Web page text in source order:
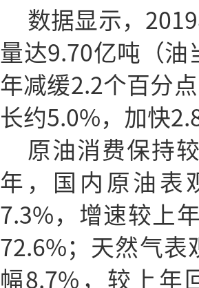
数据显示，
量达9.70亿吨（油
年减缓2.2个百分
长约5.0%，加快
原油消费保持
年，国内原油表
7.3%，增速较上
72.6%；天然气表
幅8.7%，较上年